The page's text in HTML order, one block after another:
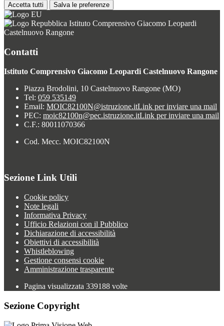
Accetta tutti Salva le preferenze
Istituto Comprensivo Giacomo Leopardi
Castelnuovo Rangone
Contatti
Istituto Comprensivo Giacomo Leopardi Castelnuovo Rangone
Piazza Brodolini, 10 Castelnuovo Rangone (MO)
Tel: 059 535149
Email: MOIC82100N@istruzione.itLink per inviare una mail
PEC: moic82100n@pec.istruzione.itLink per inviare una mail
C.F.: 80011070366
Cod. Mecc. MOIC82100N
Sezione Link Utili
Cookie policy
Note legali
Informativa Privacy
Ufficio Relazioni con il Pubblico
Dichiarazione di accessibilità
Obiettivi di accessibilità
Whistleblowing
Gestione consensi cookie
Amministrazione trasparente
Pagina visualizzata 339188 volte
Sezione Copyright